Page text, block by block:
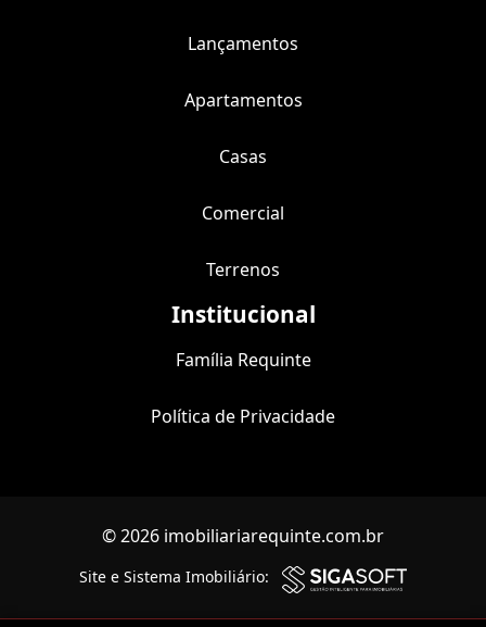
Lançamentos
Apartamentos
Casas
Comercial
Terrenos
Institucional
Família Requinte
Política de Privacidade
© 2026 imobiliariarequinte.com.br
Site e Sistema Imobiliário: